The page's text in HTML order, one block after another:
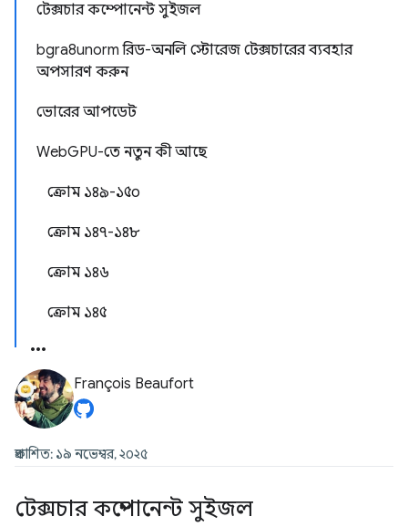
টেক্সচার কম্পোনেন্ট সুইজল
bgra8unorm রিড-অনলি স্টোরেজ টেক্সচারের ব্যবহার
অপসারণ করুন
ভোরের আপডেট
WebGPU-তে নতুন কী আছে
ক্রোম ১৪৯-১৫০
ক্রোম ১৪৭-১৪৮
ক্রোম ১৪৬
ক্রোম ১৪৫
François Beaufort
প্রকাশিত: ১৯ নভেম্বর, ২০২৫
টেক্সচার কম্পোনেন্ট সুইজল